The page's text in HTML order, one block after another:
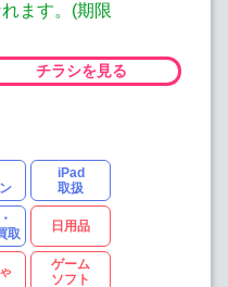
ます。(期限
チラシを見る
iPad
取扱
取
日用品
ゲーム
ソフト